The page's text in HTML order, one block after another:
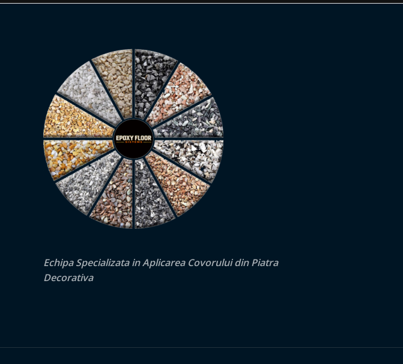
Echipa Specializata in Aplicarea Covorului din Piatra
Decorativa